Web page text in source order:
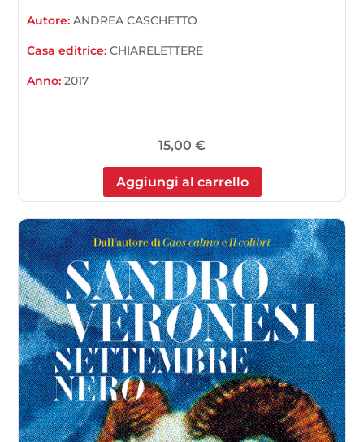
Autore:ANDREA CASCHETTO
Casa editrice:CHIARELETTERE
Anno:2017
15,00 €
Aggiungi al carrello